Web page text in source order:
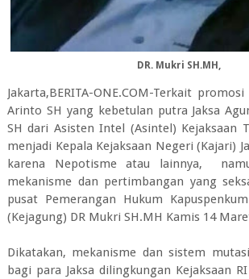
DR. Mukri SH.MH,
Jakarta,BERITA-ONE.COM-Terkait
Arinto SH yang kebetulan putra Jaksa
SH dari Asisten Intel (Asintel) Kejaksaan
menjadi Kepala Kejaksaan Negeri (Kajari)
karena Nepotisme atau lainnya,
mekanisme dan pertimbangan yang
pusat Pemerangan Hukum
(Kejagung) DR Mukri SH.MH Kamis 14
Dikatakan, mekanisme dan sistem
bagi para Jaksa dilingkungan Kejaksaan